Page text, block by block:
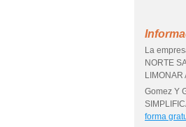
La
NORTE
LIMONAR
Gomez Y
forma